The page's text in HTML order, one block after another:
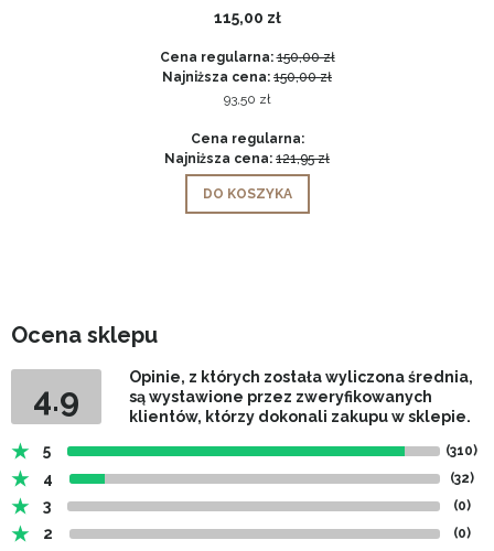
115,00 zł
Cena regularna:150,00 zł
Najniższa cena: 150,00 zł
93,50 zł
Cena regularna:
Najniższa cena: 121,95 zł
DO KOSZYKA
Ocena sklepu
4.9
Opinie, z których została wyliczona średnia,
są wystawione przez zweryfikowanych
klientów, którzy dokonali zakupu w sklepie.
5
(310)
4 (32)
3 (0)
2 (0)